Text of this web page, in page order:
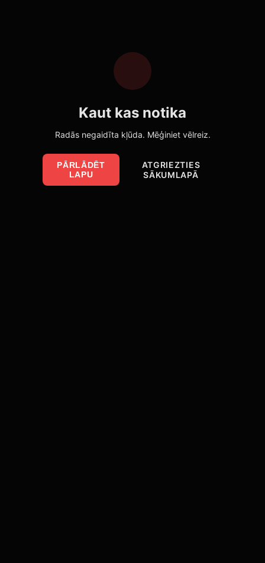
Kaut kas notika
Radās negaidīta kļūda. Mēģiniet vēlreiz.
PĀRLĀDĒT
LAPU
ATGRIEZTIES
SĀKUMLAPĀ